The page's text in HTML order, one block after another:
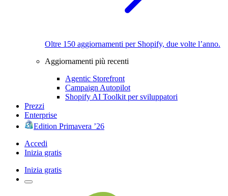
Oltre 150 aggiornamenti per Shopify, due volte l’anno.
Aggiornamenti più recenti
Agentic Storefront
Campaign Autopilot
Shopify AI Toolkit per sviluppatori
Prezzi
Enterprise
Edition Primavera ’26
Accedi
Inizia gratis
Inizia gratis